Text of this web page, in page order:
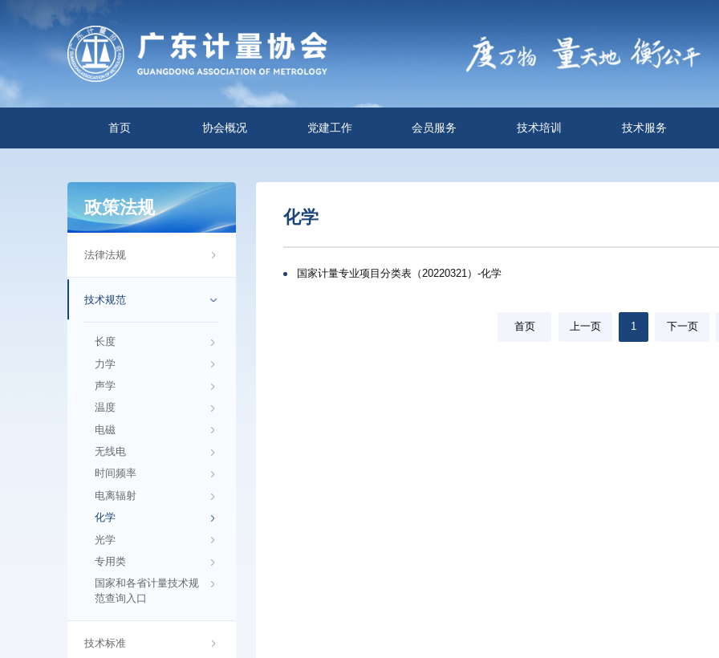
首页 协会概况 党建工作 会员服务 技术培训 技术服务
政策法规
法律法规
技术规范
长度
力学
声学
温度
电磁
无线电
时间频率
电离辐射
化学
光学
专用类
国家和各省计量技术规
范查询入口
技术标准
化学
国家计量专业项目分类表（20220321）-化学
首页 上一页 1 下一页